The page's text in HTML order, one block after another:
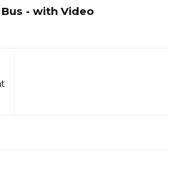
- with Video